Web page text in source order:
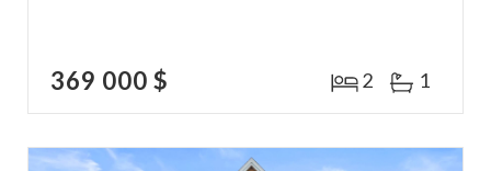
369 000 $ 2 1